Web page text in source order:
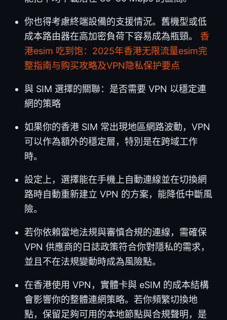
你也得考慮終端設備的支援情況。舊機型或低
成本路由器在高加密負荷下容易成為瓶頸。 香
港esim 吃到饱：2025年香港无限流量esim完
整指南与购买攻略及VPN隐私保护要点
與 SIM 選擇的關聯：是否需要 VPN 以穩定連
網的策略
如果你的香港 SIM 常出現地區網路波動，VPN
可以作為額外的穩定層，特別是在跨域工作
時。
設定上，選擇能在手機上自動連線並在切換網
路時自動重新建立 VPN 的方案，能降低中斷風
險。
若你依賴當地法規與審慎合規的連線，需確保
VPN 供應商的日誌政策符合你對隱私的需求，
並且不在法規變動時成為風險點。
在香港使用 VPN，實體卡與 eSIM 的成本結構
會影響你的整體連網策略。若你頻繁切換地
點，保留足夠可用的本地節點與合規聲明，是